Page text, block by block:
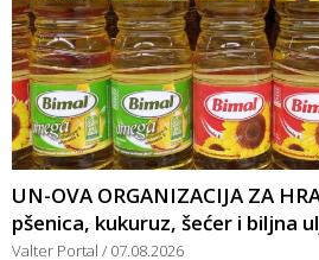
UN-OVA ORGANIZACIJA ZA
pšenica, kukuruz, šećer i biljna
Valter Portal 07.08.2026